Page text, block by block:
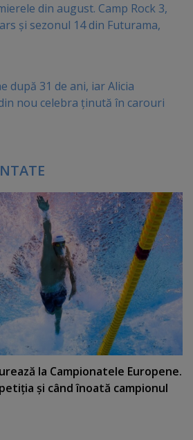
din august. Camp Rock 3,
și sezonul 14 din Futurama,
după 31 de ani, iar Alicia
nou celebra ținută în carouri
la Campionatele Europene.
şi când înoată campionul